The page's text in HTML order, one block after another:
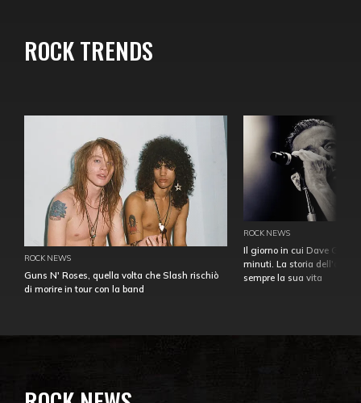
ROCK TRENDS
ROCK NEWS
Guns N' Roses, quella volta che Slash rischiò
di morire in tour con la band
ROCK NEWS
Il giorno in cui Dave
minuti. La storia
sempre la sua vita